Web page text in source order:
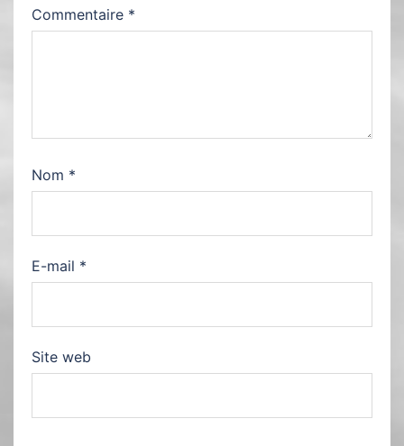
Commentaire *
Nom *
E-mail *
Site web